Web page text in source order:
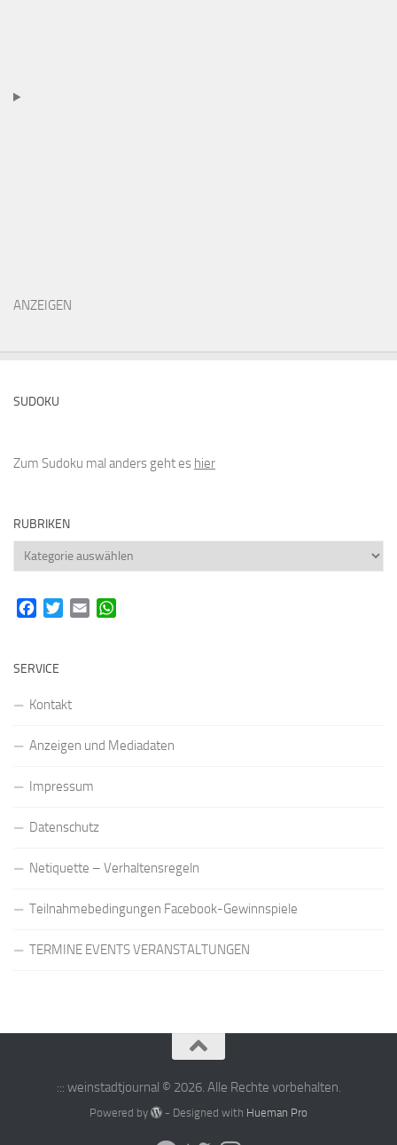
ANZEIGEN
SUDOKU
Zum Sudoku mal anders geht es hier
RUBRIKEN
Rubriken
FacebookTwitterEmail
SERVICE
Kontakt
Anzeigen und Mediadaten
Impressum
Datenschutz
Netiquette – Verhaltensregeln
Teilnahmebedingungen Facebook-Gewinnspiele
TERMINE EVENTS VERANSTALTUNGEN
::: weinstadtjournal © 2026. Alle Rechte vorbehalten.
Powered by - Designed with Hueman Pro